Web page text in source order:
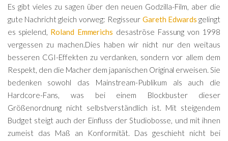
Es gibt vieles zu sagen über den neuen Godzilla-Film, aber die
gute Nachricht gleich vorweg: Regisseur Gareth Edwards gelingt
es spielend, Roland Emmerichs desaströse Fassung von 1998
vergessen zu machen.Dies haben wir nicht nur den weitaus
besseren CGI-Effekten zu verdanken, sondern vor allem dem
Respekt, den die Macher dem japanischen Original erweisen. Sie
bedenken sowohl das Mainstream-Publikum als auch die
Hardcore-Fans, was bei einem Blockbuster dieser
Größenordnung nicht selbstverständlich ist. Mit steigendem
Budget steigt auch der Einfluss der Studiobosse, und mit ihnen
zumeist das Maß an Konformität. Das geschieht nicht bei